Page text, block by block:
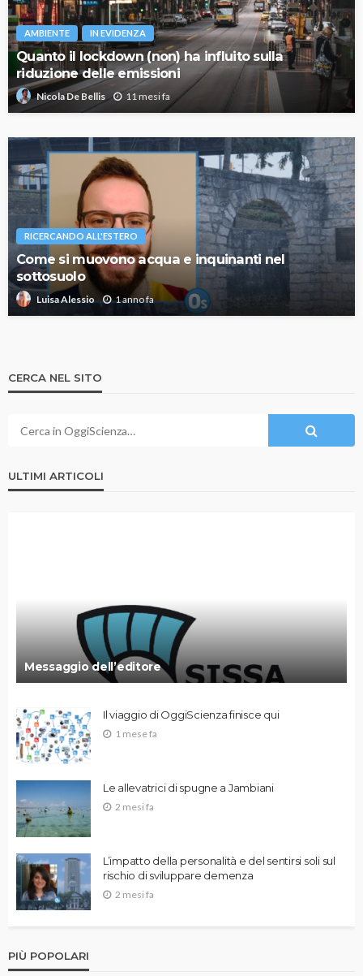
AMBIENTE IN EVIDENZA
Quanto il lockdown (non) ha influito sulla
riduzione delle emissioni
Nicola De Bellis 11 mesi fa
RICERCANDO ALL'ESTERO
Come si muovono acqua e inquinanti nel
sottosuolo
Luisa Alessio 1 anno fa
CERCA NEL SITO
ULTIMI ARTICOLI
Messaggio dell’editore
Il viaggio di OggiScienza finisce qui
1 mese fa
Le allevatrici di spugne a Jambiani
2 mesi fa
L’impatto della personalità e del sentirsi soli sul
rischio di sviluppare demenza
2 mesi fa
PIÙ POPOLARI